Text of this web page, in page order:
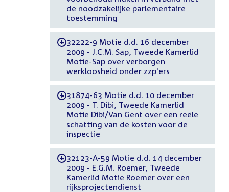
de noodzakelijke parlementaire
toestemming
-32222-9 Motie d.d. 16 december
2009 - J.C.M. Sap, Tweede Kamerlid
Motie-Sap over verborgen
werkloosheid onder zzp'ers
-31874-63 Motie d.d. 10 december
2009 - T. Dibi, Tweede Kamerlid
Motie Dibi/Van Gent over een reële
schatting van de kosten voor de
inspectie
-32123-A-59 Motie d.d. 14 december
2009 - E.G.M. Roemer, Tweede
Kamerlid Motie Roemer over een
rijksprojectendienst